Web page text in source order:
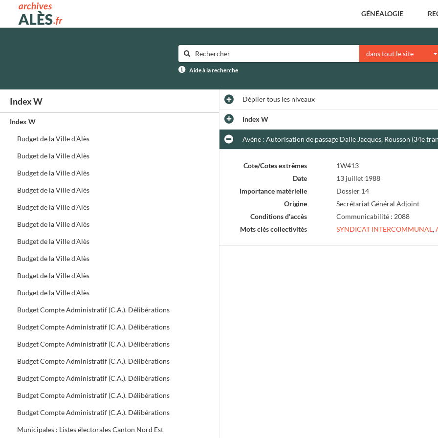
Archives municipales d'Alès GÉNÉALOGIE
dans tout le site
Aide à la recherche
Index W
Index W
Budget de la Ville d'Alès
Budget de la Ville d'Alès
Budget de la Ville d'Alès
Budget de la Ville d'Alès
Budget de la Ville d'Alès
Budget de la Ville d'Alès
Budget de la Ville d'Alès
Budget de la Ville d'Alès
Budget de la Ville d'Alès
Budget de la Ville d'Alès
Budget Compte Administratif (C.A.). Délibérations
Budget Compte Administratif (C.A.). Délibérations
Budget Compte Administratif (C.A.). Délibérations
Budget Compte Administratif (C.A.). Délibérations
Budget Compte Administratif (C.A.). Délibérations
Budget Compte Administratif (C.A.). Délibérations
Budget Compte Administratif (C.A.). Délibérations
Municipales : Listes électorales Canton Nord Est
Dépliertous les niveaux
Index W
Avène : Autorisation de passage Dalle Jacques, Rousson (34e
Cote/Cotes extrêmes
1W413
Date
13 juillet 1988
Importance matérielle
Dossier 14
Origine
Secrétariat Général Adjoint
Conditions d'accès
Communicabilité : 2088
Mots clés collectivités
SYNDICAT INTERCOMMUNAL,